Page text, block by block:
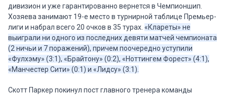
дивизион и уже гарантированно вернется в Чемпионшип.
Хозяева занимают 19-е место в турнирной таблице Премьер-
лиги и набрал всего 20 очков в 35 турах. «Клареты» не
выиграли ни одного из последних девяти матчей чемпионата
(2 ничьи и 7 поражений), причем поочередно уступили
«Фулхэму» (3:1), «Брайтону» (0:2), «Ноттингем Форест» (4:1),
«Манчестер Сити» (0:1) и «Лидсу» (3:1).
Скотт Паркер покинул пост главного тренера команды